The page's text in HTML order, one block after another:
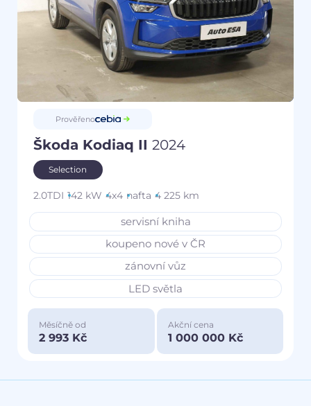
Prověřeno
Škoda Kodiaq II 2024
Selection
2.0TDI 142 kW 4x4 nafta 4 225 km
servisní kniha
koupeno nové v ČR
zánovní vůz
LED světla
Měsíčně od
2 993 Kč
Akční cena
1 000 000 Kč